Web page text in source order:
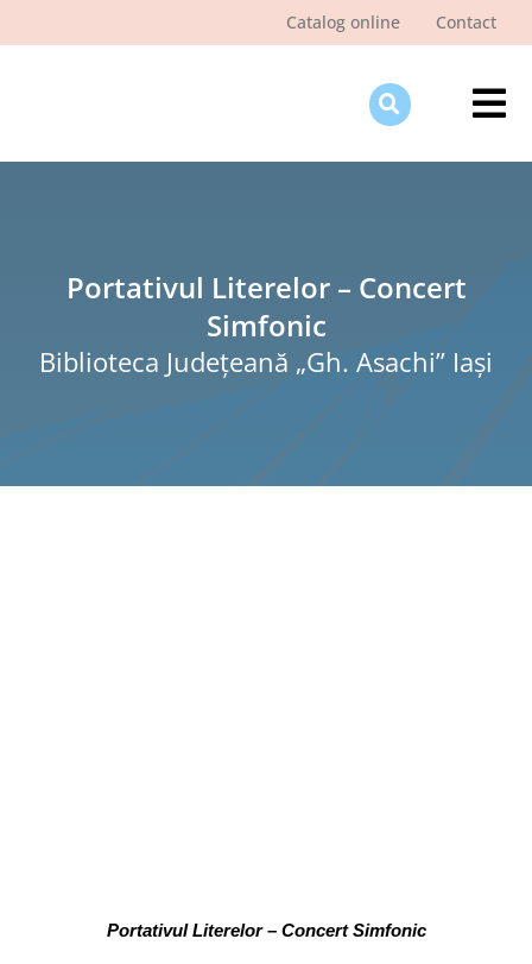
Catalog online Contact
Portativul Literelor – Concert
Simfonic
Biblioteca Judeţeană „Gh. Asachi” Iaşi
Portativul Literelor – Concert Simfonic